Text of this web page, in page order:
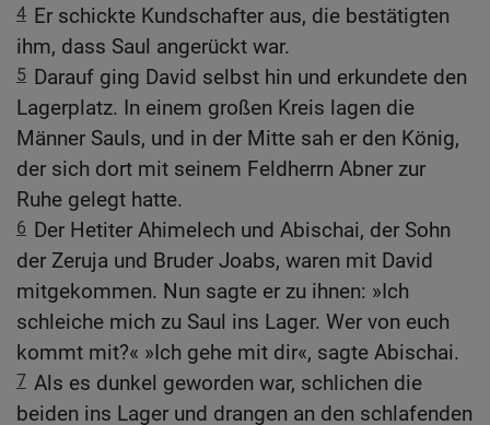
4 Er schickte Kundschafter aus, die bestätigten
ihm, dass Saul angerückt war.
5 Darauf ging David selbst hin und erkundete den
Lagerplatz. In einem großen Kreis lagen die
Männer Sauls, und in der Mitte sah er den König,
der sich dort mit seinem Feldherrn Abner zur
Ruhe gelegt hatte.
6 Der Hetiter Ahimelech und Abischai, der Sohn
der Zeruja und Bruder Joabs, waren mit David
mitgekommen. Nun sagte er zu ihnen: »Ich
schleiche mich zu Saul ins Lager. Wer von euch
kommt mit?« »Ich gehe mit dir«, sagte Abischai.
7 Als es dunkel geworden war, schlichen die
beiden ins Lager und drangen an den schlafenden